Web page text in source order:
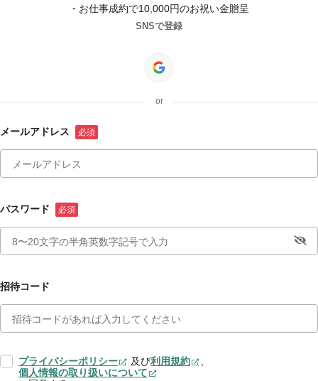
・お仕事成約で10,000円のお祝い金贈呈
SNSで登録
or
メールアドレス
パスワード
招待コード
プライバシーポリシー 及び利用規約
、
個人情報の取り扱いについて